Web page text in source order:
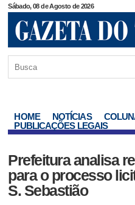
Sábado, 08 de Agosto de 2026
HOME NOTÍCIAS
PUBLICAÇÕES LEGAIS
Prefeitura analisa
para o processo
S. Sebastião